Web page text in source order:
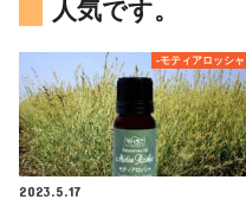
人気です。
-モティアロッシャ
2023.5.17